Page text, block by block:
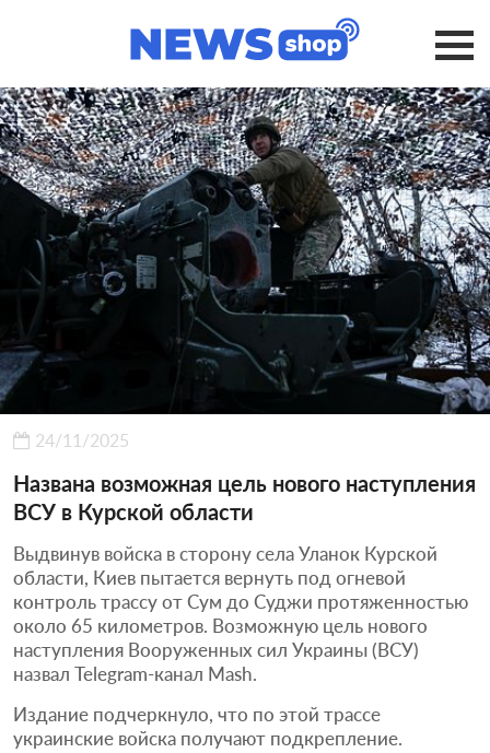
24/11/2025
Названа возможная цель нового наступления
ВСУ в Курской области
Выдвинув войска в сторону села Уланок Курской
области, Киев пытается вернуть под огневой
контроль трассу от Сум до Суджи протяженностью
около 65 километров. Возможную цель нового
наступления Вооруженных сил Украины (ВСУ)
назвал Telegram-канал Mash.
Издание подчеркнуло, что по этой трассе
украинские войска получают подкрепление.